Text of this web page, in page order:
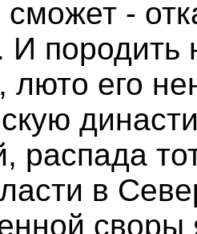
сможет -
породить
люто его
распада
в